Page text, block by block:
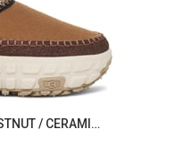
M VENTURE DAZE CHESTNUT / CERAMIC 1154530